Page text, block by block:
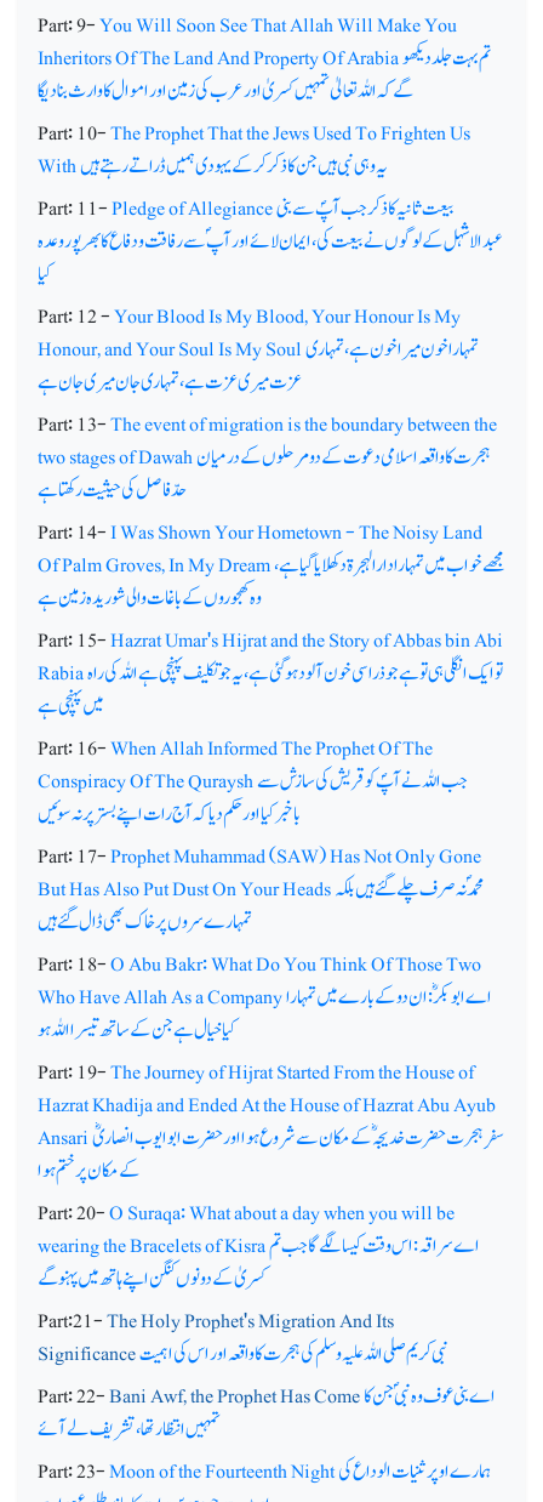
Part: 9-You Will Soon See That Allah Will Make You
Inheritors Of The Land And Property Of Arabiaتم بہت جلد دیکھو
گے کہ اللہ تعالیٰ تمہیں کسریٰ اور عرب کی زمین اور اموال کا وارث بنا دیگا
Part: 10-The Prophet That the Jews Used To Frighten Us
Withیہ وہی نبی ہیں جن کا ذکر کرکے یہودی ہمیں ڈراتے رہتے ہیں
Part: 11-Pledge of Allegianceبیعت ثانیہ کا ذکر جب آپؐ سے بنی
عبدالاشہل کے لوگوں نے بیعت کی،ایمان لائے اور آپ ؐسے رفاقت و دفاع کا بھرپور وعدہ
کیا
Part: 12 -Your Blood Is My Blood, Your Honour Is My
Honour, and Your Soul Is My Soulتمہارا خون میرا خون ہے، تمہاری
عزت میری عزت ہے، تمہاری جان میری جان ہے
Part: 13-The event of migration is the boundary between the
two stages of Dawahہجرت کا واقعہ اسلامی دعوت کے دو مرحلوں کے درمیان
حدّ فاصل کی حیثیت رکھتا ہے
Part: 14-I Was Shown Your Hometown - The Noisy Land
Of Palm Groves, In My Dreamمجھے خواب میں تمہارا دارالہجرۃ دکھلایا گیا ہے،
وہ کھجوروں کے باغات والی شوریدہ زمین ہے
Part: 15-Hazrat Umar's Hijrat and the Story of Abbas bin Abi
Rabiaتو ایک انگلی ہی تو ہے جو ذرا سی خون آلود ہوگئی ہے،یہ جو تکلیف پہنچی ہے اللہ کی راہ
میں پہنچی ہے
Part: 16-When Allah Informed The Prophet Of The
Conspiracy Of The Qurayshجب اللہ نے آپؐ کو قریش کی سازش سے
باخبرکیا اور حکم دیا کہ آج رات اپنے بستر پر نہ سوئیں
Part: 17-Prophet Muhammad (SAW) Has Not Only Gone
But Has Also Put Dust On Your Headsمحمدؐنہ صرف چلے گئے ہیں بلکہ
تمہارے سروں پر خاک بھی ڈال گئے ہیں
Part: 18-O Abu Bakr: What Do You Think Of Those Two
Who Have Allah As a Companyاے ابوبکرؓ: ان دو کے بارے میں تمہارا
کیا خیال ہے جن کے ساتھ تیسرا اللہ ہو
Part: 19-The Journey of Hijrat Started From the House of
Hazrat Khadija and Ended At the House of Hazrat Abu Ayub
Ansariسفر ِ ہجرت حضرت خدیجہ ؓکے مکان سے شروع ہوا اور حضرت ابوایوب انصاریؓ
کے مکان پر ختم ہوا
Part: 20-O Suraqa: What about a day when you will be
wearing the Bracelets of Kisraاے سراقہ: اس وقت کیسا لگے گا جب تم
کسریٰ کے دونوں کنگن اپنے ہاتھ میں پہنو گے
Part:21-The Holy Prophet's Migration And Its
Significanceنبی کریم صلی اللہ علیہ وسلم کی ہجرت کا واقعہ اور اس کی اہمیت
Part: 22-Bani Awf, the Prophet Has Comeاے بنی عوف وہ نبیؐ جن کا
تمہیں انتظار تھا، تشریف لے آئے
Part: 23-Moon of the Fourteenth Nightہمارے اوپر ثنیات الوداع کی